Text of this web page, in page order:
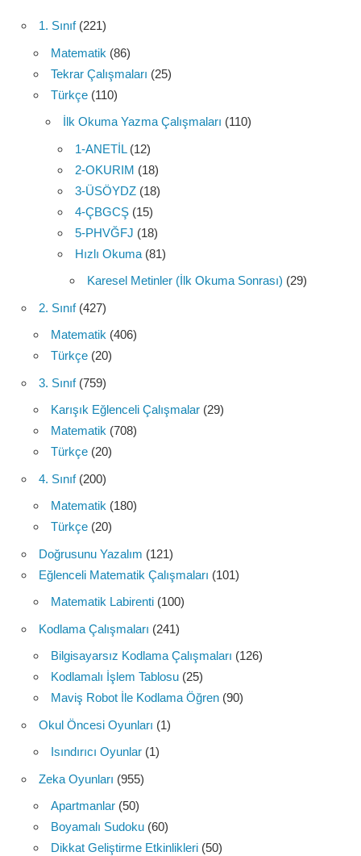
1. Sınıf(221)
Matematik (86)
Tekrar Çalışmaları (25)
Türkçe (110)
İlk Okuma Yazma Çalışmaları (110)
1-ANETİL(12)
2-OKURIM (18)
3-ÜSÖYDZ (18)
4-ÇBGCŞ (15)
5-PHVĞFJ (18)
Hızlı Okuma (81)
Karesel Metinler (İlk Okuma Sonrası) (29)
2. Sınıf(427)
Matematik (406)
Türkçe (20)
3. Sınıf(759)
Karışık Eğlenceli Çalışmalar (29)
Matematik (708)
Türkçe (20)
4. Sınıf(200)
Matematik (180)
Türkçe (20)
Doğrusunu Yazalım (121)
Eğlenceli Matematik Çalışmaları (101)
Matematik Labirenti (100)
Kodlama Çalışmaları (241)
Bilgisayarsız Kodlama Çalışmaları (126)
Kodlamalı İşlem Tablosu (25)
Maviş Robot İle Kodlama Öğren (90)
Okul Öncesi Oyunları (1)
Isındırıcı Oyunlar (1)
Zeka Oyunları (955)
Apartmanlar (50)
Boyamalı Sudoku (60)
Dikkat Geliştirme Etkinlikleri (50)